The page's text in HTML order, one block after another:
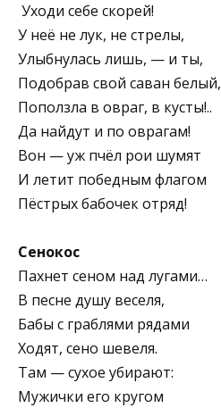
Уходи себе скорей!
У неё не лук, не стрелы,
Улыбнулась лишь, — и ты,
Подобрав свой саван белый,
Поползла в овраг, в кусты!..
Да найдут и по оврагам!
Вон — уж пчёл рои шумят
И летит победным флагом
Пёстрых бабочек отряд!
Сенокос
Пахнет сеном над лугами…
В песне душу веселя,
Бабы с граблями рядами
Ходят, сено шевеля.
Там — сухое убирают:
Мужички его кругом